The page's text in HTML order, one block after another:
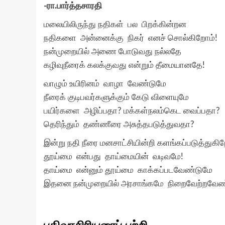
-ரா.பார்த்தசாரதி
மலையிலிருந்து நதிகள் பல பிறக்கின்றன
நதிகளை அன்னைக்கு நிகர் எனச் சொல்கிறோம்!
நன்முறையில் அணை போடுவது நல்லதே
கழிவுநீரைக் கலக்குவது என்றும் தீமையானதே!
வாழும் உயிரினம் வாழா வேண்டுமே
நீரைக் குடிபவர்களுக்கும் கேடு விளையுமே
பயிர்களை அழிப்பதா? மக்கள்நலம்கெட வைப்பதா?
தெரிந்தும் தண்ணீரை அசுத்தபடுத்துவதா?
இன்று நதி நீரை மனசாட்சியின்றி
தூய்மை என்பது தாய்மையின் வடிவமே!
தாய்மை என்னும் தூய்மை காக்கப்படவேண்டுமே
இதனை நன்முறையில் அரசாங்கமே